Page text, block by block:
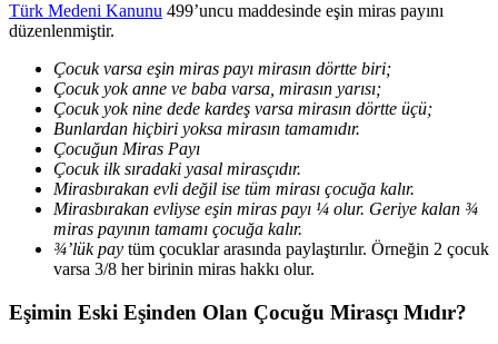
Türk Medeni Kanunu 499’uncu maddesinde eşin miras payını
düzenlenmiştir.
Çocuk varsa eşin miras payı mirasın dörtte biri;
Çocuk yok anne ve baba varsa, mirasın yarısı;
Çocuk yok nine dede kardeş varsa mirasın dörtte üçü;
Bunlardan hiçbiri yoksa mirasın tamamıdır.
Çocuğun Miras Payı
Çocuk ilk sıradaki yasal mirasçıdır.
Mirasbırakan evli değil ise tüm mirası çocuğa kalır.
Mirasbırakan evliyse eşin miras payı ¼ olur. Geriye kalan ¾
miras payının tamamı çocuğa kalır.
¾’lük pay tüm çocuklar arasında paylaştırılır. Örneğin 2 çocuk
varsa 3/8 her birinin miras hakkı olur.
Eşimin Eski Eşinden Olan Çocuğu Mirasçı Mıdır?